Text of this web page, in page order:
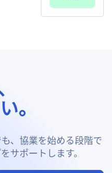
。
、協業を始める段階で
サポートします。